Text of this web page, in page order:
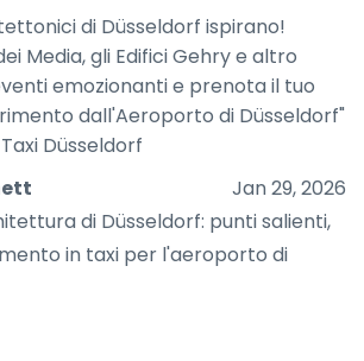
di Düsseldorf ispirano!
Media, gli Edifici Gehry e altro
emozionanti e prenota il tuo
dall'Aeroporto di Düsseldorf"
Düsseldorf
Jan 29, 2026